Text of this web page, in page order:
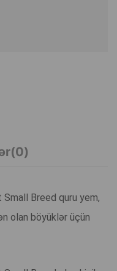
Breed quru yem,
olan böyüklər üçün